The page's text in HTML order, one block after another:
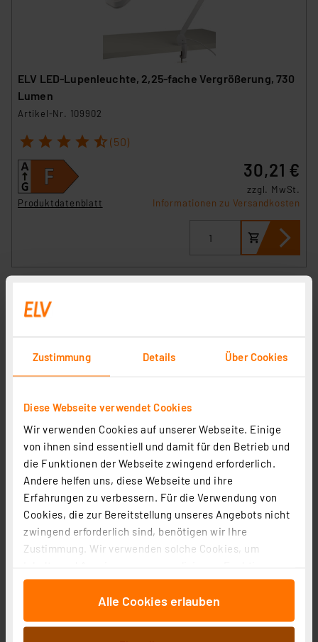
Zustimmung Details Über Cookies
Diese Webseite verwendet Cookies
Wir verwenden Cookies auf unserer Webseite. Einige
von ihnen sind essentiell und damit für den Betrieb und
die Funktionen der Webseite zwingend erforderlich.
Andere helfen uns, diese Webseite und ihre
Erfahrungen zu verbessern. Für die Verwendung von
Cookies, die zur Bereitstellung unseres Angebots nicht
zwingend erforderlich sind, benötigen wir Ihre
Zustimmung. Wir verwenden solche Cookies, um
für soziale Medien anbieten zu können und die Zugriffe
auf unsere Website zu analysieren. Außerdem geben
an unsere Partner für soziale Medien, Werbung und
Alle Cookies erlauben
ELV LED-Lupenleuchte, 2,25-fache Vergrößerung, 730
Lumen
Artikel-Nr. 109902
1 2 3 4 5 (50)
Produktdatenblatt
30,21 €
zzgl. MwSt.
Informationen zu Versandkosten
ELV LS-80D-II Digitale Lötstation, 80 W
Artikel-Nr. 115008
2 3 4 5 (24)
41,97 €
zzgl. MwSt.